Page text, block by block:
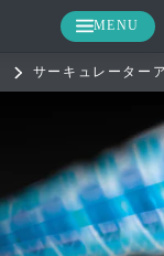
MENU
サーキュレーター